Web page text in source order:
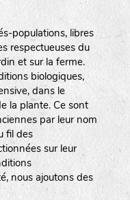
populations, libres
respectueuses du
et sur la ferme.
biologiques,
dans le
la plante. Ce sont
par leur nom
fil des
sur leur
nous ajoutons des